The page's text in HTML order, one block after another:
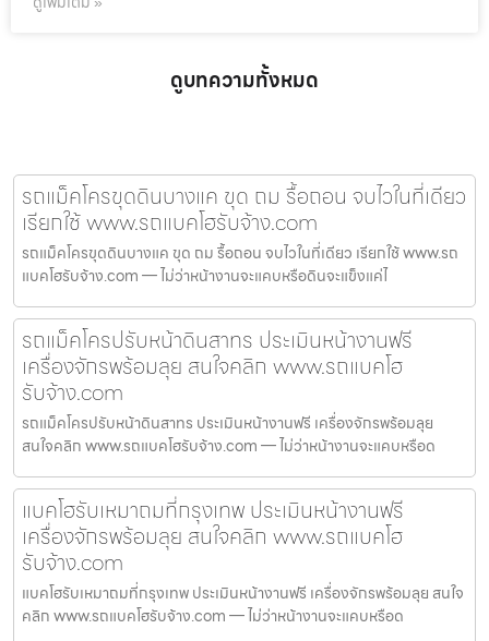
ดูบทความทั้งหมด
รถแม็คโครขุดดินบางแค ขุด ถม รื้อถอน จบไวในที่เดียว
เรียกใช้ www.รถแบคโฮรับจ้าง.com
รถแม็คโครขุดดินบางแค ขุด ถม รื้อถอน จบไวในที่เดียว เรียกใช้ www.รถ
แบคโฮรับจ้าง.com — ไม่ว่าหน้างานจะแคบหรือดินจะแข็งแค่ไ
รถแม็คโครปรับหน้าดินสาทร ประเมินหน้างานฟรี
เครื่องจักรพร้อมลุย สนใจคลิก www.รถแบคโฮ
รับจ้าง.com
รถแม็คโครปรับหน้าดินสาทร ประเมินหน้างานฟรี เครื่องจักรพร้อมลุย
สนใจคลิก www.รถแบคโฮรับจ้าง.com — ไม่ว่าหน้างานจะแคบหรือด
แบคโฮรับเหมาถมที่กรุงเทพ ประเมินหน้างานฟรี
เครื่องจักรพร้อมลุย สนใจคลิก www.รถแบคโฮ
รับจ้าง.com
แบคโฮรับเหมาถมที่กรุงเทพ ประเมินหน้างานฟรี เครื่องจักรพร้อมลุย สนใจ
คลิก www.รถแบคโฮรับจ้าง.com — ไม่ว่าหน้างานจะแคบหรือด